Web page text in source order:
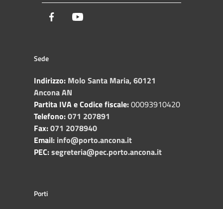
Facebook
Sede
Indirizzo: Molo Santa Maria, 60121
Ancona AN
Partita IVA e Codice fiscale:00093910420
Telefono:071 207891
Fax:071 2078940
Email: info@porto.ancona.it
PEC:segreteria@pec.porto.ancona.it
Porti